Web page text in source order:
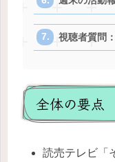
視聴者質問
全体の要点
読売テレビ「